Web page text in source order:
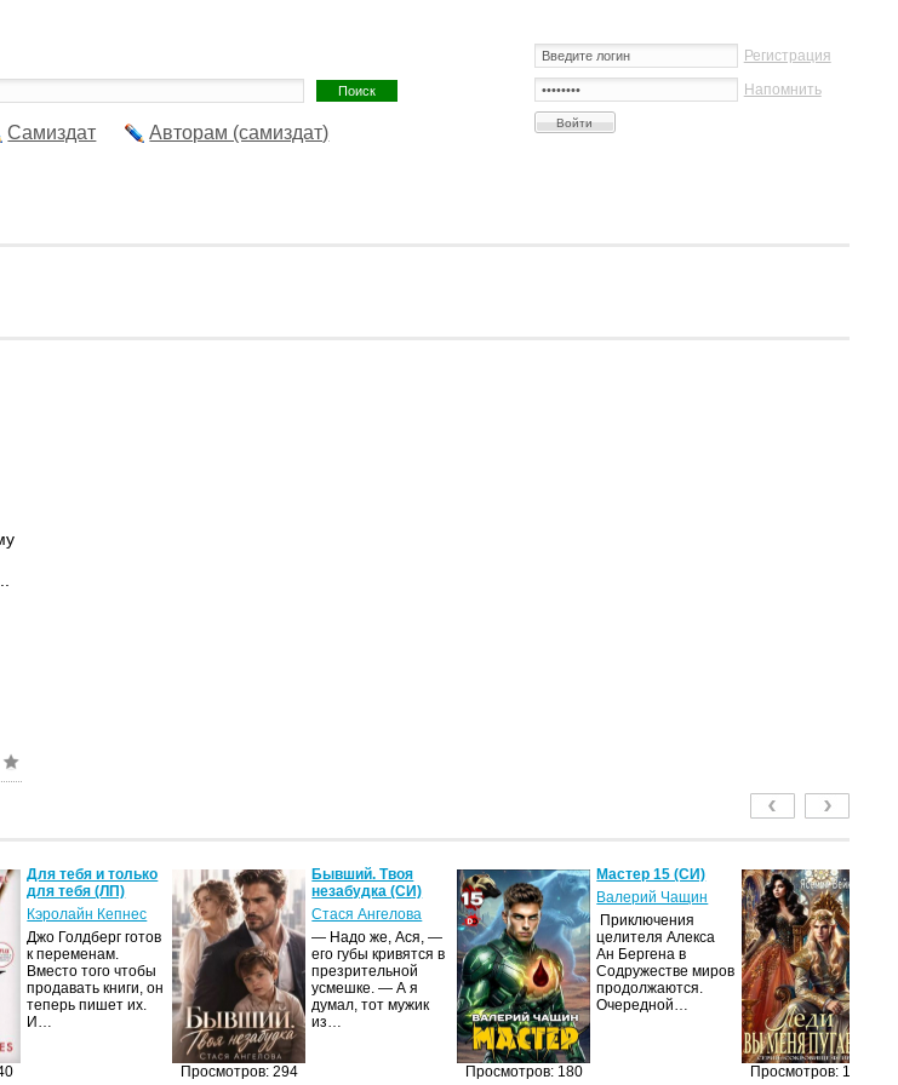
Регистрация
Напомнить
Самиздат Авторам (самиздат)
Для тебя и только
для тебя (ЛП)
Кэролайн Кепнес
Джо Голдберг готов
к переменам.
Вместо того чтобы
продавать книги, он
теперь пишет их.
И…
Просмотров: 294
Бывший. Твоя
незабудка (СИ)
Стася Ангелова
— Надо же, Ася, —
его губы кривятся в
презрительной
усмешке. — А я
думал, тот мужик
из…
Просмотров: 180
Мастер 15 (СИ)
Валерий Чащин
Приключения
целителя Алекса
Ан Бергена в
Содружестве миров
продолжаются.
Очередной…
Просмотров: 168